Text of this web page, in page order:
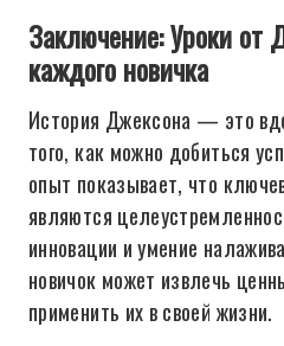
Заключение: Уроки от
каждого новичка
История Джексона — это
того, как можно добиться
опыт показывает, что
являются
инновации и умение
новичок может извлечь
применить их в своей жизни.